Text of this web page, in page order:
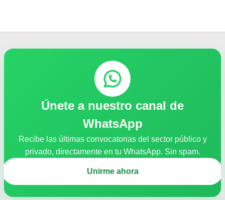
Únete a nuestro canal de
WhatsApp
Recibe las últimas convocatorias del sector público y
privado, directamente en tu WhatsApp. Sin spam.
Unirme ahora